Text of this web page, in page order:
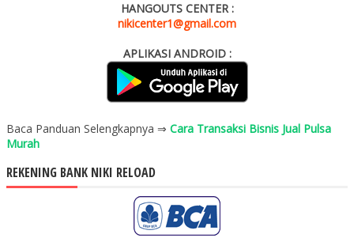
HANGOUTS CENTER :
nikicenter1@gmail.com
APLIKASI ANDROID :
Baca Panduan Selengkapnya ⇒ Cara Transaksi Bisnis Jual Pulsa
Murah
REKENING BANK NIKI RELOAD